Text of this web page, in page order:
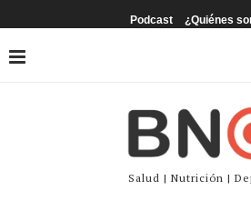
Podcast ¿Quiénes
Salud | Nutrición |